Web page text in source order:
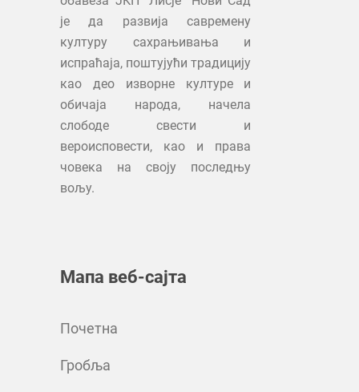
је да развија савремену
културу сахрањивања и
испраћаја, поштујући традицију
као део изворне културе и
обичаја народа, начела
слободе свести и
вероисповести, као и права
човека на своју последњу
вољу.
Мапа веб-сајта
Почетна
Гробља